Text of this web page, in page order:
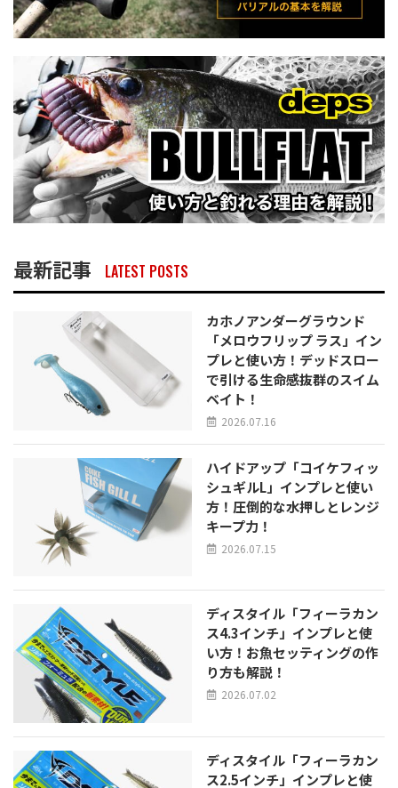
最新記事 LATEST POSTS
カホノアンダーグラウンド
「メロウフリップ ラス」イン
プレと使い方！デッドスロー
で引ける生命感抜群のスイム
ベイト！
2026.07.16
ハイドアップ「コイケフィッ
シュギルL」インプレと使い
方！圧倒的な水押しとレンジ
キープ力！
2026.07.15
ディスタイル「フィーラカン
ス4.3インチ」インプレと使
い方！お魚セッティングの作
り方も解説！
2026.07.02
ディスタイル「フィーラカン
ス2.5インチ」インプレと使